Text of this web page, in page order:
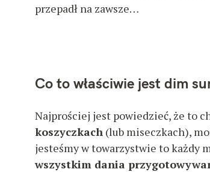
przepadł na zawsze…
Co to właściwie jest dim
Najprościej jest powiedzieć, że to
koszyczkach (lub miseczkach),
jesteśmy w towarzystwie to każdy
wszystkim dania